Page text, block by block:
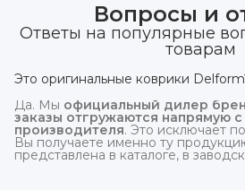
Вопросы и
Ответы на популярные
товарам
Это оригинальные коврики
Да. Мы официальный дилер
заказы отгружаются напрямую
производителя. Это исключает
Вы получаете именно ту
представлена в каталоге, в